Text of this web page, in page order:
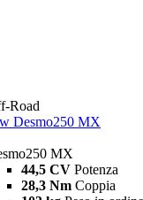
Road
Desmo250 MX
MX
44,5 CV Potenza
28,3 Nm Coppia